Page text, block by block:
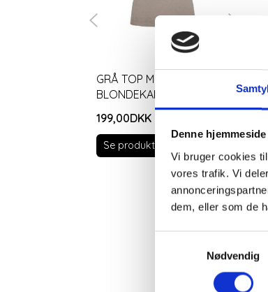
Denne
Vi bruger cookies
vores trafik. Vi
dem, eller som de
Nødvendig
GRÅ TOP MED
BLONDEKANTER
199,00DKK
Se produktet